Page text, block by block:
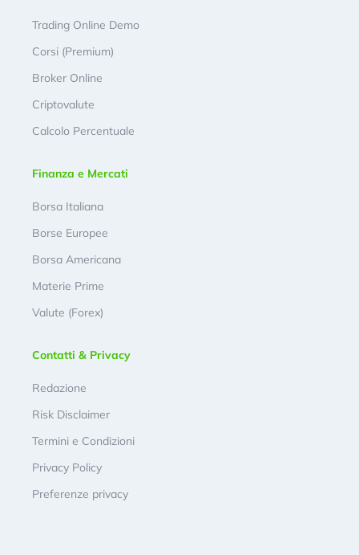
Trading Online Demo
Corsi (Premium)
Broker Online
Criptovalute
Calcolo Percentuale
Finanza e Mercati
Borsa Italiana
Borse Europee
Borsa Americana
Materie Prime
Valute (Forex)
Contatti & Privacy
Redazione
Risk Disclaimer
Termini e Condizioni
Privacy Policy
Preferenze privacy